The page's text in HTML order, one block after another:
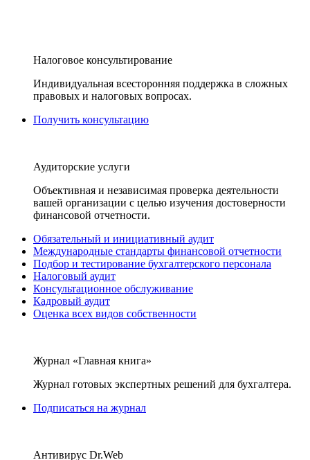
Налоговое консультирование
Индивидуальная всесторонняя поддержка в сложных
правовых и налоговых вопросах.
Получить консультацию
Аудиторские услуги
Объективная и независимая проверка деятельности
вашей организации с целью изучения достоверности
финансовой отчетности.
Обязательный и инициативный аудит
Международные стандарты финансовой отчетности
Подбор и тестирование бухгалтерского персонала
Налоговый аудит
Консультационное обслуживание
Кадровый аудит
Оценка всех видов собственности
Журнал «Главная книга»
Журнал готовых экспертных решений для бухгалтера.
Подписаться на журнал
Антивирус Dr.Web